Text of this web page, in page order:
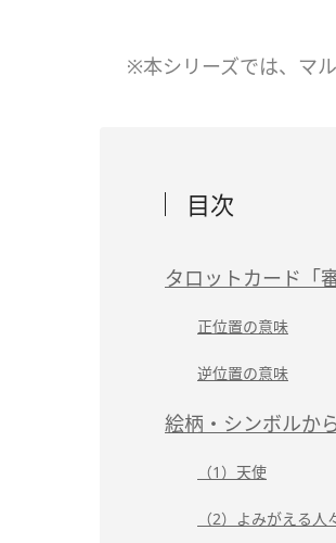
※本シリーズでは、マ
目次
タロットカード「
正位置の意味
逆位置の意味
絵柄・シンボルか
（1）天使
（2）よみがえる人